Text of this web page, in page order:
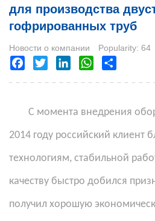
для производства
гофрированных труб
Новости о компании Popularity: 64
Facebook
Twitter LinkedInWhatsApp
С момента внедрения
2014 году российский клиент
технологиям, стабильной
качеству быстро добился
получил хорошую